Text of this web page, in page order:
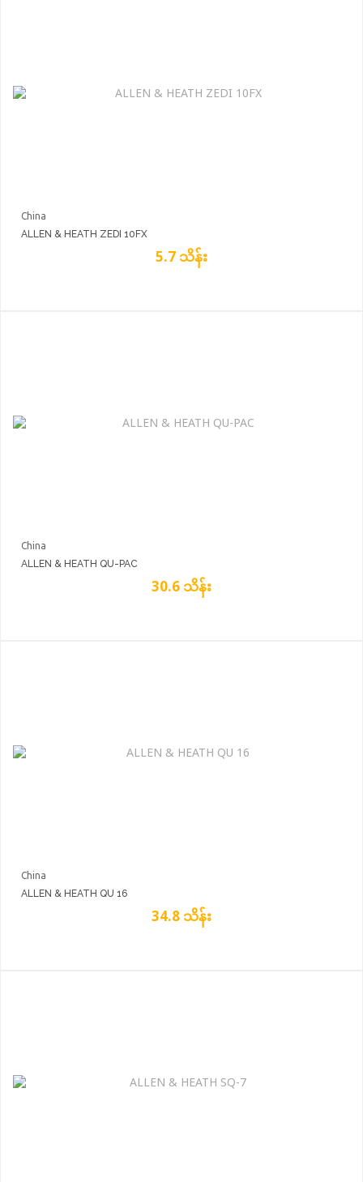
China
ALLEN & HEATH ZEDI 10FX
5.7 သိန်း
China
ALLEN & HEATH QU-PAC
30.6 သိန်း
China
ALLEN & HEATH QU 16
34.8 သိန်း